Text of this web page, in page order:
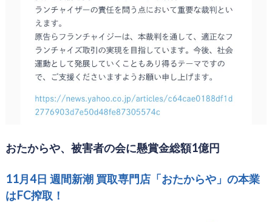
おたからや、被害者の会に懸賞金総額1億円
11月4日 週間新潮 買取専門店「おたからや」の本業
はFC搾取！